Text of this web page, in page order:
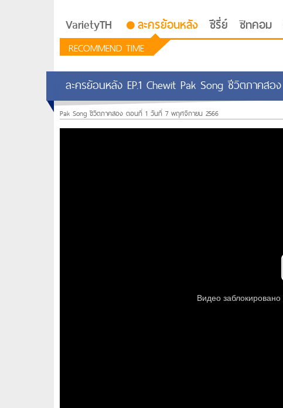
VarietyTH ละครย้อนหลัง ซีรี่ย์ ซิทคอม
RECOMMEND TIME
รักอยู่ประตูถัดไป
ละครย้อนหลัง EP.1 Chewit Pak Song ชีวิตภาค
Pak Song ชีวิตภาคสอง ตอนที่ 1 วันที่ 7 พฤศจิกายน 2566